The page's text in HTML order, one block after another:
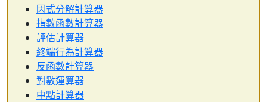
因式分解計算器
指數函數計算器
評估計算器
終端行為計算器
反函數計算器
對數運算器
中點計算器